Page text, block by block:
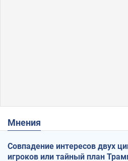
Мнения
Совпадение интересов двух
игроков или тайный план